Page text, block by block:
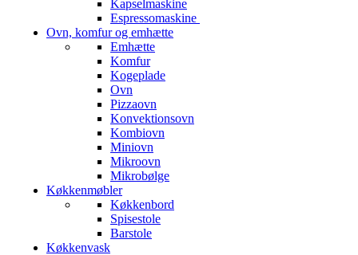
Kapselmaskine
Espressomaskine
Ovn, komfur og emhætte
Emhætte
Komfur
Kogeplade
Ovn
Pizzaovn
Konvektionsovn
Kombiovn
Miniovn
Mikroovn
Mikrobølge
Køkkenmøbler
Køkkenbord
Spisestole
Barstole
Køkkenvask